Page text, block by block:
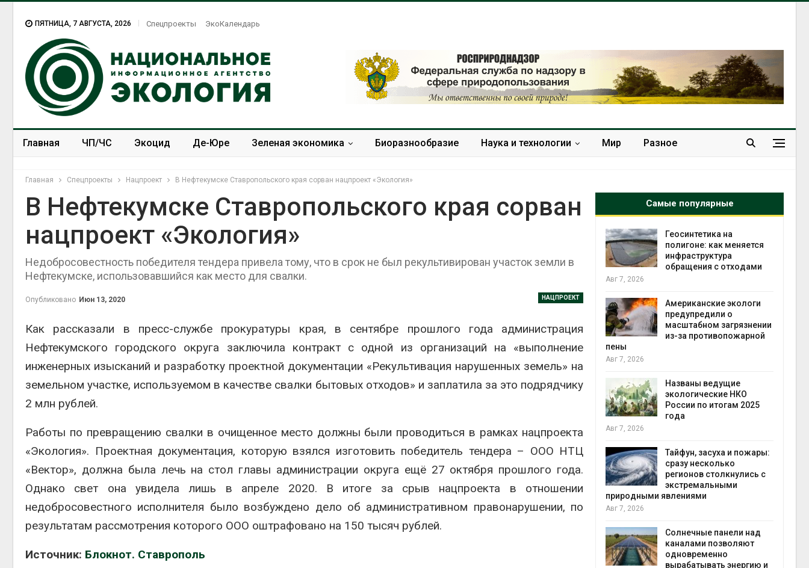
ПЯТНИЦА, 7 АВГУСТА, 2026 Спецпроекты ЭкоКалендарь
Главная ЧП/ЧС Экоцид Де-Юре Зеленая экономика Биоразнообразие Наука и технологии Мир Разное
Главная Спецпроекты Нацпроект В Нефтекумске Ставропольского края сорван нацпроект «Экология»
В Нефтекумске Ставропольского края сорван
нацпроект «Экология»
Недобросовестность победителя тендера привела тому, что в срок не был рекультивирован участок земли в
Нефтекумске, использовавшийся как место для свалки.
НАЦПРОЕКТ
Опубликовано Июн 13, 2020
Как рассказали в пресс-службе прокуратуры края, в сентябре прошлого года администрация
Нефтекумского городского округа заключила контракт с одной из организаций на «выполнение
инженерных изысканий и разработку проектной документации «Рекультивация нарушенных земель» на
земельном участке, используемом в качестве свалки бытовых отходов» и заплатила за это подрядчику
2 млн рублей.
Работы по превращению свалки в очищенное место должны были проводиться в рамках нацпроекта
«Экология». Проектная документация, которую взялся изготовить победитель тендера – ООО НТЦ
«Вектор», должна была лечь на стол главы администрации округа ещё 27 октября прошлого года.
Однако свет она увидела лишь в апреле 2020. В итоге за срыв нацпроекта в отношении
недобросовестного исполнителя было возбуждено дело об административном правонарушении, по
результатам рассмотрения которого ООО оштрафовано на 150 тысяч рублей.
Источник: Блокнот. Ставрополь
Самые популярные
Минприроды
потребовало ускорить
строительство мусорных
объектов и уборку
контейнерных площадок
ограничивает загрузку
судов из-за дефицита
пресной воды
В китайской провинции
Авг 6, 2026
МЕГА и ВкусВилл
экообменники для сбора
вторсырья
Учёные предложили
получать питьевую воду
превысить норму почти в
увеличить вложения в
защиту природы на фоне
роста ущерба от пожаров
Дом из старых шин
может обходиться без
Авг 7, 2026
Камчатские северные
олени набирают вес
перед осенней миграцией
Авг 7, 2026
Ozon запустит сбор
Геосинтетика на
полигоне: как меняется
инфраструктура
обращения с отходами
Авг 7, 2026
Американские экологи
предупредили о
масштабном загрязнении
из-за противопожарной
пены
Авг 7, 2026
Названы ведущие
экологические НКО
России по итогам 2025
года
Авг 7, 2026
Тайфун, засуха и пожары:
сразу несколько
регионов столкнулись с
экстремальными
природными явлениями
Авг 7, 2026
Солнечные панели над
каналами позволяют
одновременно
вырабатывать энергию и